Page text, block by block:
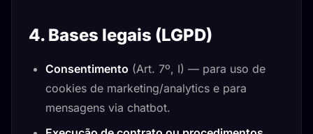
4. Bases legais (LGPD)
Consentimento (Art. 7º, I) — para uso de
cookies de marketing/analytics e para
mensagens via chatbot.